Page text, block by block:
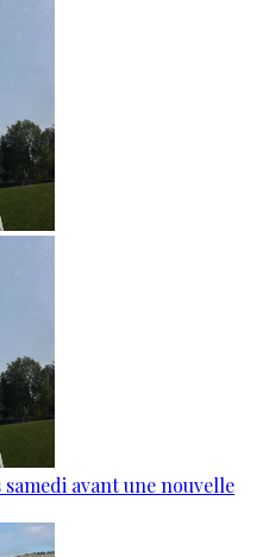
samedi avant une nouvelle